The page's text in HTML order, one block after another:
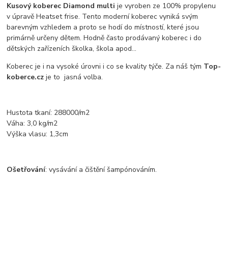
Kusový koberec Diamond multi je vyroben ze 100% propylenu
v úpravě Heatset frise. Tento moderní koberec vyniká svým
barevným vzhledem a proto se hodí do místností, které jsou
primárně určeny dětem. Hodně často prodávaný koberec i do
dětských zařízeních školka, škola apod...
Koberec je i na vysoké úrovni i co se kvality týče. Za náš tým Top-
koberce.cz je to jasná volba.
Hustota tkaní: 288000/m2
Váha: 3,0 kg/m2
Výška vlasu: 1,3cm
Ošetřování: vysávání a čištění šampónováním.